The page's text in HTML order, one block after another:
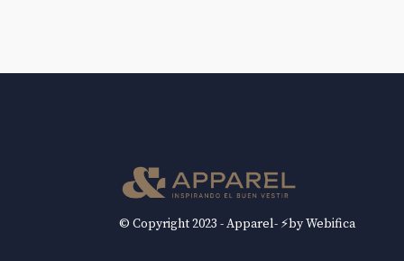
© Copyright 2023 - Apparel- ⚡by Webifica